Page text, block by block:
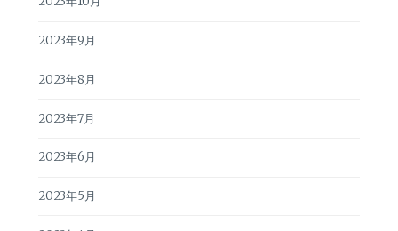
2023年9月
2023年8月
2023年7月
2023年6月
2023年5月